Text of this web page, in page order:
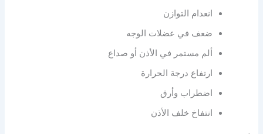
انعدام التوازن
ضعف في عضلات الوجه
ألم مستمر في الأذن أو صداع
ارتفاع درجة الحرارة
اضطراب وأرق
انتفاخ خلف الأذن